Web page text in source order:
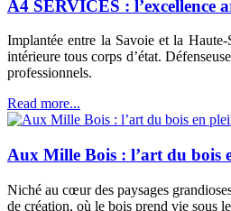
A4 SERVICES : l’excellence
Implantée entre la Savoie et la
intérieure tous corps d’état.
professionnels.
Read more...
Aux Mille Bois : l’art du bois
Niché au cœur des paysages
de création, où le bois prend vie sous